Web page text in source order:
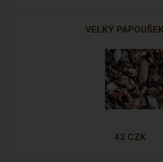
VELKÝ
43 CZK